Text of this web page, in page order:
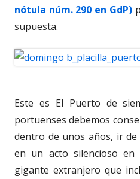
nótula núm. 290 en GdP)
supuesta.
Este es El Puerto de
portuenses debemos
dentro de unos años, ir
en un acto silencioso
gigante extranjero que